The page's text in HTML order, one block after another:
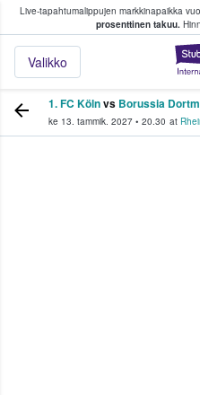
Live-tapahtumalippujen markkinapaikka
prosenttinen takuu.
Valikko
fanit ostavat ja
1. FC Kölnvs Borussia
ke 13. tammik. 2027 • 20.30 at